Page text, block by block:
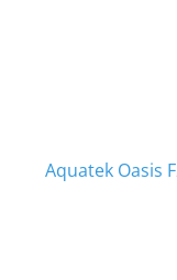
Aquatek Oasis